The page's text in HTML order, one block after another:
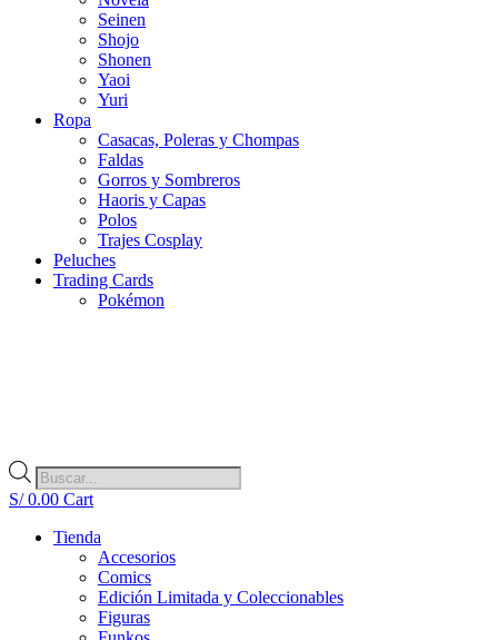
Seinen
Shojo
Shonen
Yaoi
Yuri
Ropa
Casacas, Poleras y Chompas
Faldas
Gorros y Sombreros
Haoris y Capas
Polos
Trajes Cosplay
Peluches
Trading Cards
Pokémon
Búsqueda
de
productos
S/0.00 Cart
Tienda
Accesorios
Comics
Edición Limitada y Coleccionables
Figuras